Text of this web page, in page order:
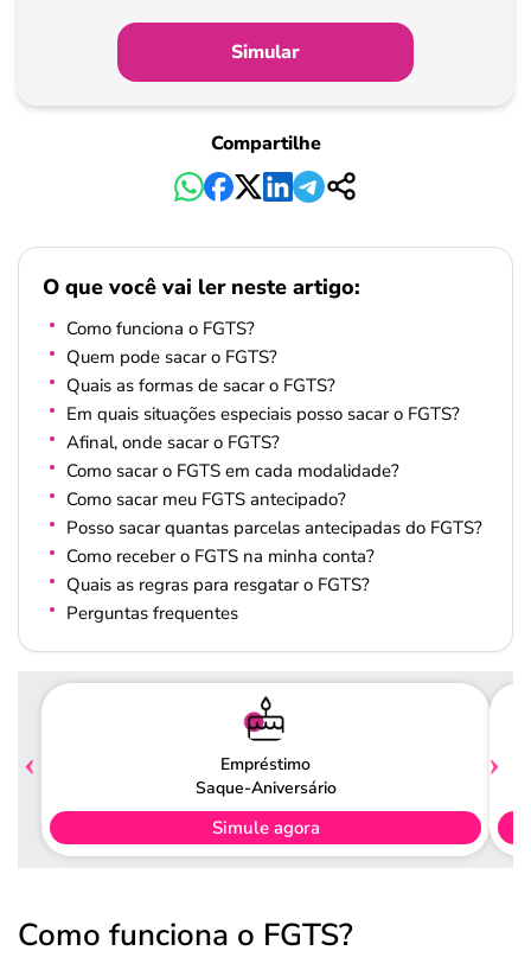
Pagamento
Simular
Compartilhe
O que você vai ler neste artigo:
Como funciona o FGTS?
Quem pode sacar o FGTS?
Quais as formas de sacar o FGTS?
Em quais situações especiais posso sacar o FGTS?
Afinal, onde sacar o FGTS?
Como sacar o FGTS em cada modalidade?
Como sacar meu FGTS antecipado?
Posso sacar quantas parcelas antecipadas do FGTS?
Como receber o FGTS na minha conta?
Quais as regras para resgatar o FGTS?
Perguntas frequentes
Empréstimo
Saque-Aniversário
Simule agora
Como funciona o FGTS?